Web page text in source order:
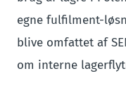
egne fulfilment-
blive omfattet af
om interne